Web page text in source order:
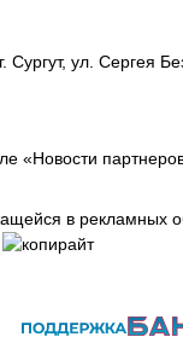
ул. Сергея
«Новости
в рекламных